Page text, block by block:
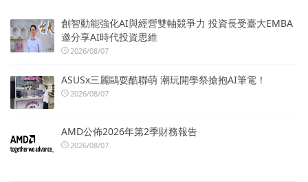
創智動能強化AI與經營雙軸競爭力 投資長受臺大EMBA
邀分享AI時代投資思維
2026/08/07
ASUSx三麗鷗耍酷聯萌 潮玩開學祭搶抱AI筆電！
2026/08/07
AMD公佈2026年第2季財務報告
2026/08/07